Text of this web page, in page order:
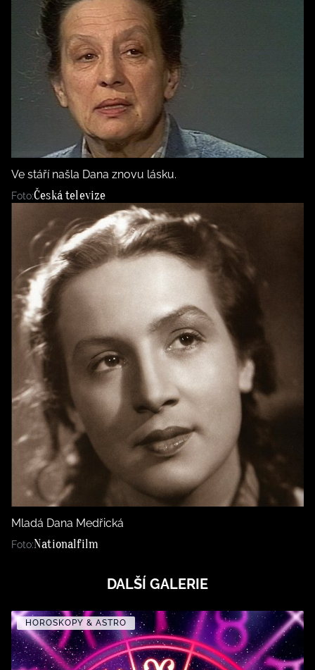
Ve stáří našla Dana znovu lásku.
Foto:Česká televize
Mladá Dana Medřická
Foto:Nationalfilm
DALŠÍ GALERIE
HOROSKOPY & ASTRO